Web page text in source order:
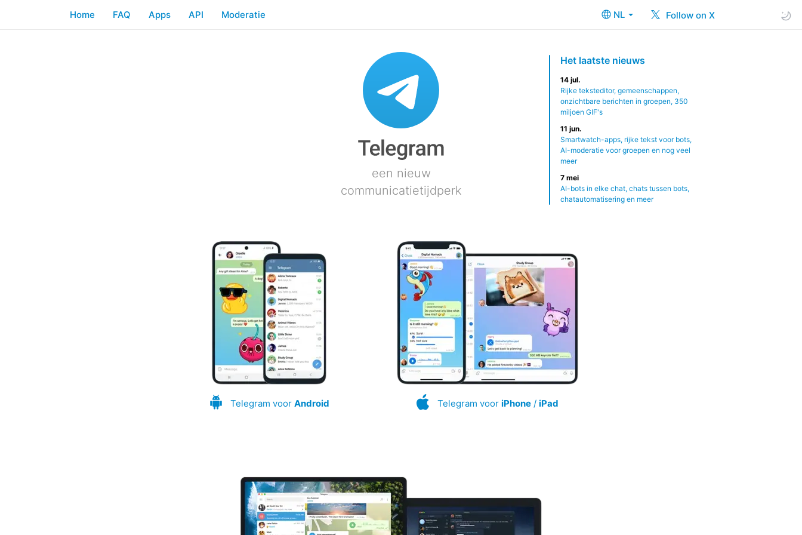
NL Follow on X
Home FAQ Apps API Moderatie
Het laatste nieuws
14 jul.
Rijke teksteditor, gemeenschappen,
onzichtbare berichten in groepen, 350
miljoen GIF's
11 jun.
Smartwatch-apps, rijke tekst voor bots,
AI-moderatie voor groepen en nog veel
meer
7 mei
AI-bots in elke chat, chats tussen bots,
chatautomatisering en meer
een nieuw
communicatietijdperk
Telegram voor Android Telegram voor iPhone/ iPad